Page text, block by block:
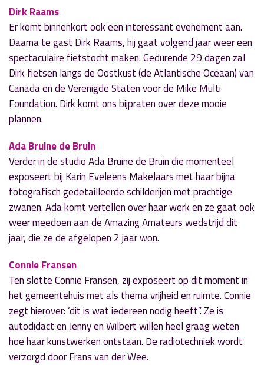
Dirk Raams
Er komt binnenkort ook een interessant evenement aan.
Daarna te gast Dirk Raams, hij gaat volgend jaar weer een
spectaculaire fietstocht maken. Gedurende 29 dagen zal
Dirk fietsen langs de Oostkust (de Atlantische Oceaan) van
Canada en de Verenigde Staten voor de Mike Multi
Foundation. Dirk komt ons bijpraten over deze mooie
plannen.
Ada Bruine de Bruin
Verder in de studio Ada Bruine de Bruin die momenteel
exposeert bij Karin Eveleens Makelaars met haar bijna
fotografisch gedetailleerde schilderijen met prachtige
zwanen. Ada komt vertellen over haar werk en ze gaat ook
weer meedoen aan de Amazing Amateurs wedstrijd dit
jaar, die ze de afgelopen 2 jaar won.
Connie Fransen
Ten slotte Connie Fransen, zij exposeert op dit moment in
het gemeentehuis met als thema vrijheid en ruimte. Connie
zegt hierover: ‘dit is wat iedereen nodig heeft”. Ze is
autodidact en Jenny en Wilbert willen heel graag weten
hoe haar kunstwerken ontstaan. De radiotechniek wordt
verzorgd door Frans van der Wee.